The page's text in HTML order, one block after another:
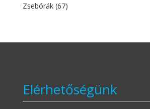
Zsebórák (67)
Elérhetőségünk